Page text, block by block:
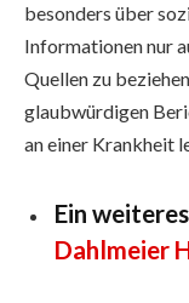
besonders über
Informationen nur
Quellen zu
glaubwürdigen
an einer Krankheit
Ein
Dahlmeier